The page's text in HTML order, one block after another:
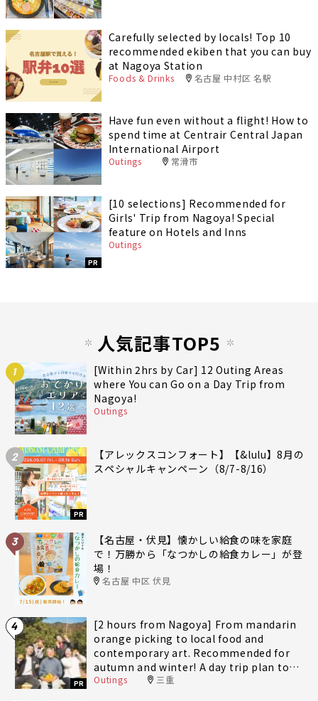
Carefully selected by locals! Top 10
recommended ekiben that you can buy
at Nagoya Station
Foods & Drinks 名古屋 中村区 名駅
Have fun even without a flight! How to
spend time at Centrair Central Japan
International Airport
Outings 常滑市
PR
[10 selections] Recommended for
Girls' Trip from Nagoya! Special
feature on Hotels and Inns
Outings
人気記事TOP5
1
[Within 2hrs by Car] 12 Outing Areas
where You can Go on a Day Trip from
Nagoya!
Outings
2
PR
【アレックスコンフォート】【&lulu】8月の
スペシャルキャンペーン（8/7-8/16）
3
【名古屋・伏見】懐かしい給食の味を家庭
で！万勝から「なつかしの給食カレー」が登
場！
名古屋 中区 伏見
4
PR
[2 hours from Nagoya] From mandarin
orange picking to local food and
contemporary art. Recommended for
autumn and winter! A day trip plan to
fully enjoy Minami-Ise Town
Outings 三重